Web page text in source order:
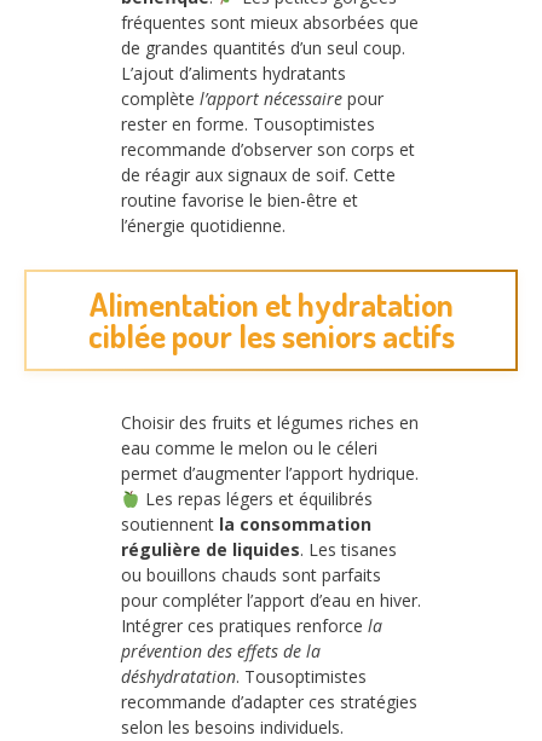
fréquentes sont mieux absorbées que
de grandes quantités d’un seul coup.
L’ajout d’aliments hydratants
complète l’apport nécessaire pour
rester en forme. Tousoptimistes
recommande d’observer son corps et
de réagir aux signaux de soif. Cette
routine favorise le bien-être et
l’énergie quotidienne.
Alimentation et hydratation
ciblée pour les seniors actifs
Choisir des fruits et légumes riches en
eau comme le melon ou le céleri
permet d’augmenter l’apport hydrique.
Les repas légers et équilibrés
soutiennent la consommation
régulière de liquides. Les tisanes
ou bouillons chauds sont parfaits
pour compléter l’apport d’eau en hiver.
Intégrer ces pratiques renforce la
prévention des effets de la
déshydratation. Tousoptimistes
recommande d’adapter ces stratégies
selon les besoins individuels.